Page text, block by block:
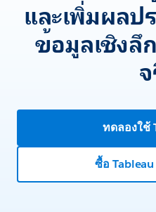
และเพิ่มผลป
ข้อมูลเชิงลึ
ทดลองใช้
ซื้อ